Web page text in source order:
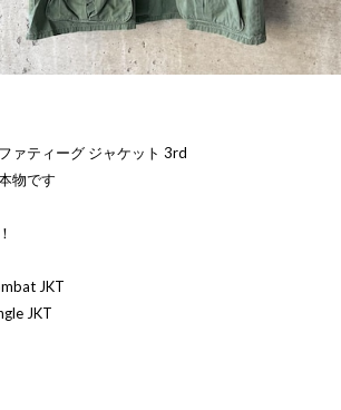
ァティーグ ジャケット 3rd
物です
JKT
JKT